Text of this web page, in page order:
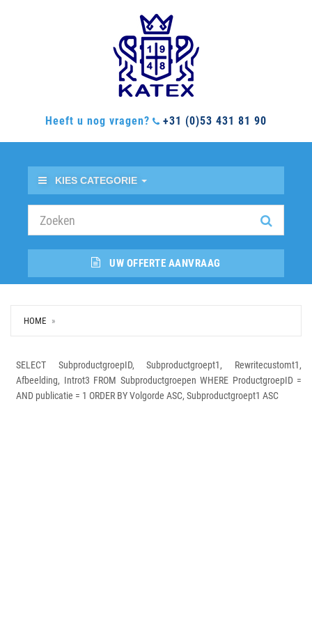
Heeft u nog vragen? +31 (0)53 431 81 90
KIES CATEGORIE
UW OFFERTE AANVRAAG
HOME
SELECT SubproductgroepID, Subproductgroept1, Rewritecustomt1,
Afbeelding, Introt3 FROM Subproductgroepen WHERE ProductgroepID =
AND publicatie = 1 ORDER BY Volgorde ASC, Subproductgroept1 ASC